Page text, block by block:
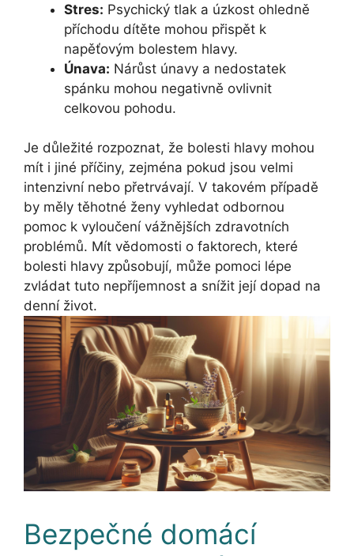
Stres: Psychický tlak a úzkost ohledně
příchodu dítěte mohou přispět k
napěťovým bolestem hlavy.
Únava: Nárůst únavy a nedostatek
spánku mohou negativně ovlivnit
celkovou pohodu.
Je důležité rozpoznat, že bolesti hlavy mohou
mít i jiné příčiny, zejména pokud jsou velmi
intenzivní nebo přetrvávají. V takovém případě
by měly těhotné ženy vyhledat odbornou
pomoc k vyloučení vážnějších zdravotních
problémů. Mít vědomosti o faktorech, které
bolesti hlavy způsobují, může pomoci lépe
zvládat tuto nepříjemnost a snížit její dopad na
denní život.
Bezpečné domácí